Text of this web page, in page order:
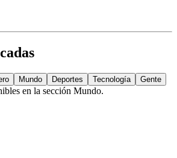
Mundo Deportes Tecnología Gente
en la sección Mundo.